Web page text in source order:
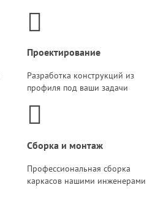
Проектирование
Разработка конструкций из
профиля под ваши задачи
Сборка и монтаж
Профессиональная сборка
каркасов нашими инженерами